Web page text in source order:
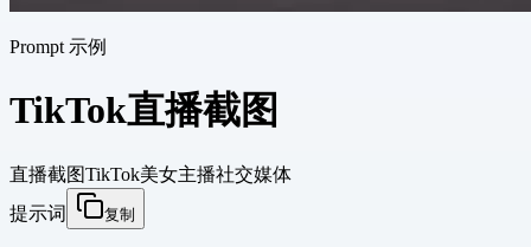
Prompt 示例
TikTok直播截图
直播截图TikTok美女主播社交媒体
提示词
复制